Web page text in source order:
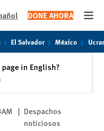
DONE AHORA
El Salvador México
in English?
| Despachos
noticiosos